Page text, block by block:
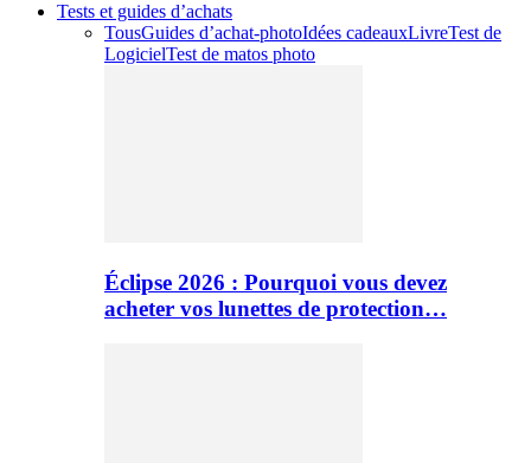
Tests et guides d’achats
TousGuides d’achat-photoIdées cadeauxLivreTest de
LogicielTest de matos photo
Éclipse 2026 : Pourquoi vous devez
acheter vos lunettes de protection…